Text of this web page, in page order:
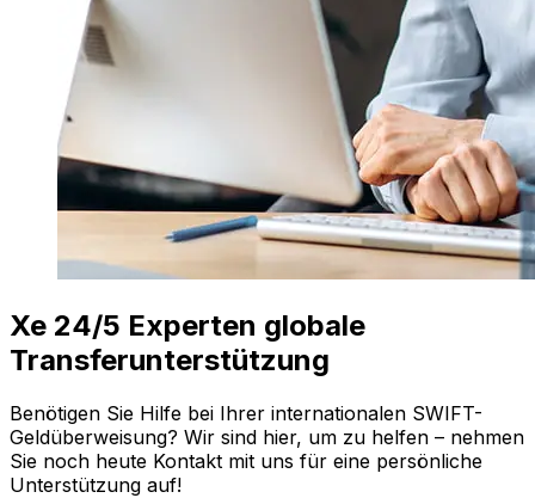
Xe 24/5 Experten globale
Transferunterstützung
Benötigen Sie Hilfe bei Ihrer internationalen SWIFT-
Geldüberweisung? Wir sind hier, um zu helfen – nehmen
Sie noch heute Kontakt mit uns für eine persönliche
Unterstützung auf!